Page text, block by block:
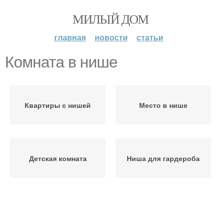
МИЛЫЙ ДОМ
главная новости статьи
Комната в нише
Квартиры с нишей Место в нише
Детская комната Ниша для гардероба